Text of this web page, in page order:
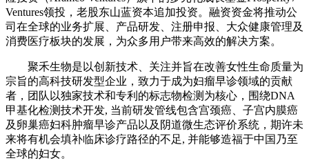
Ventures领投，老股东山蓝资本追加投资。融资资金将推动公
司在全球的业务扩展、产品研发、注册申报、大众健康管理及
消费医疗板块的发展，为众多用户带来高效的解决方案。
聚禾生物是以创新技术、关注并旨在改善女性生命质量为
宗旨的高科技研发型企业，致力于成为妇瘤早诊领域的贡献
者，团队以独家技术和专利的标志物检测为核心，围绕DNA
甲基化检测技术开发, 当前研发管线包含宫颈癌、子宫内膜癌
及卵巢癌妇科肿瘤早诊产品以及阴道微生态评价系统，期许未
来将有机会填补临床诊疗路径的不足, 并能够造福于中国乃至
全球的妇女。